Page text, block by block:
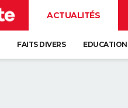
ACTUALITÉS
FAITS DIVERS EDUCATION